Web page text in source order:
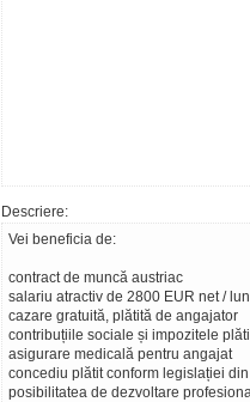
Descriere:
Vei beneficia de:
contract de muncă austriac
salariu atractiv de 2800 EUR net /
cazare gratuită, plătită de angajator
contribuțiile sociale și impozitele
asigurare medicală pentru angajat
concediu plătit conform legislației
posibilitatea de dezvoltare